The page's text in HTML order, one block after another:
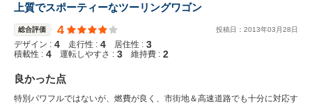
上質でスポーティーなツーリングワゴン
総合評価 4 投稿日： 2013年03 月28日
デザイン : 4 走行性 : 4 居住性 : 3
積載性 : 4 運転しやすさ : 3 維持費 : 2
良かった点
特別パワフルではないが、燃費が良く、市街地＆高速道路でも十分に対応す